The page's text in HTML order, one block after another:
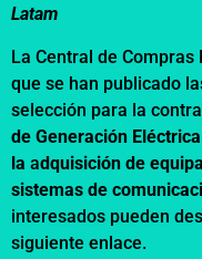
Latam
La Central de Compras
que se han publicado
selección para la
de Generación
la adquisición de
sistemas de
interesados pueden
siguiente enlace.